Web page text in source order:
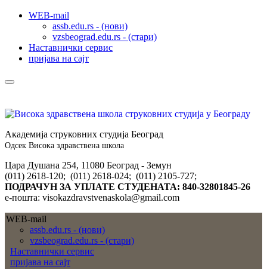
WEB-mail
assb.edu.rs - (нови)
vzsbeograd.edu.rs - (стари)
Наставнички сервис
пријава на сајт
Академија струковних студија Београд
Одсек Висока здравствена школа
Цара Душана 254, 11080 Београд - Земун
(011) 2618-120; (011) 2618-024; (011) 2105-727;
ПОДРАЧУН ЗА УПЛАТЕ СТУДЕНАТА: 840-32801845-26
е-пошта: visokazdravstvenaskola@gmail.com
WEB-mail
assb.edu.rs - (нови)
vzsbeograd.edu.rs - (стари)
Наставнички сервис
пријава на сајт